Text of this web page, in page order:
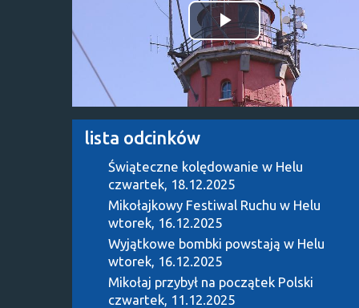
Odtwórz
wideo
lista odcinków
Świąteczne kolędowanie w Helu
czwartek, 18.12.2025
Mikołajkowy Festiwal Ruchu w Helu
wtorek, 16.12.2025
Wyjątkowe bombki powstają w Helu
wtorek, 16.12.2025
Mikołaj przybył na początek Polski
czwartek, 11.12.2025